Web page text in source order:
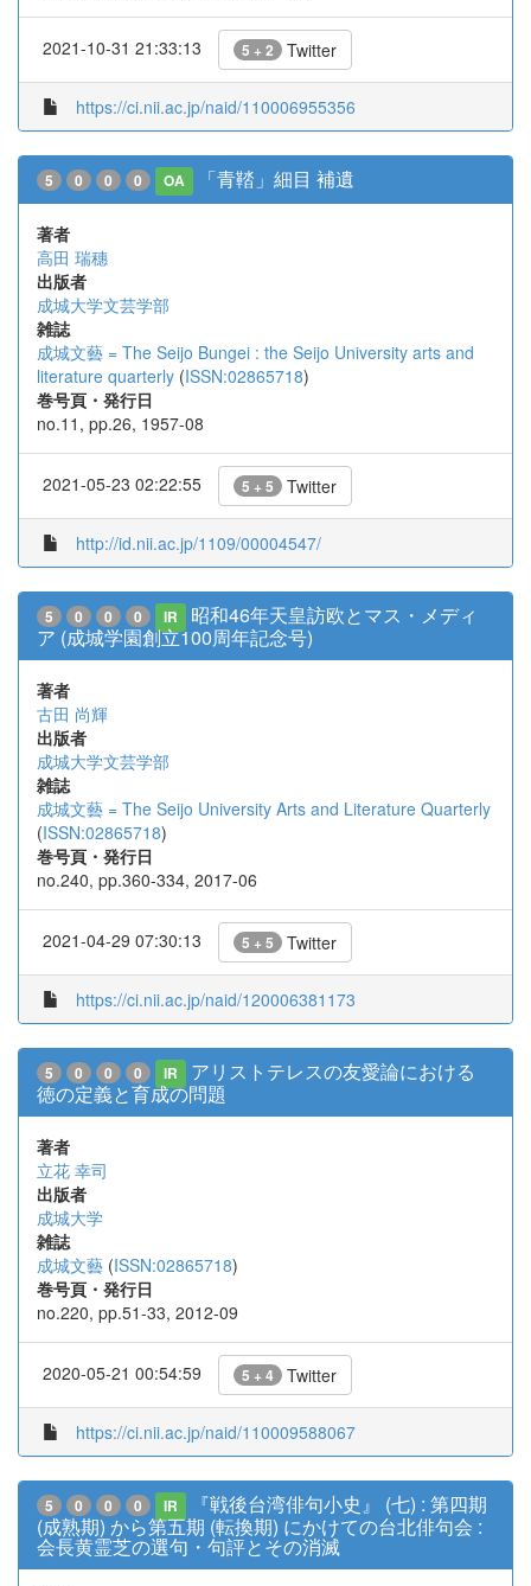
2021-10-31 21:33:13 5 + 2 Twitter
https://ci.nii.ac.jp/naid/110006955356
5 0 0 0 OA 「青鞜」細目 補遺
著者
高田 瑞穗
出版者
成城大学文芸学部
雑誌
成城文藝 = The Seijo Bungei : the Seijo University arts and
literature quarterly (ISSN:02865718)
巻号頁・発行日
no.11, pp.26, 1957-08
2021-05-23 02:22:55 5 + 5 Twitter
http://id.nii.ac.jp/1109/00004547/
5 0 0 0 IR
昭和46年天皇訪欧とマス・メディ
ア (成城学園創立100周年記念号)
著者
古田 尚輝
出版者
成城大学文芸学部
雑誌
成城文藝 = The Seijo University Arts and Literature Quarterly
(ISSN:02865718)
巻号頁・発行日
no.240, pp.360-334, 2017-06
2021-04-29 07:30:13 5 + 5 Twitter
https://ci.nii.ac.jp/naid/120006381173
5 0 0 0 IR
アリストテレスの友愛論における
徳の定義と育成の問題
著者
立花 幸司
出版者
成城大学
雑誌
成城文藝 (ISSN:02865718)
巻号頁・発行日
no.220, pp.51-33, 2012-09
2020-05-21 00:54:59 5 + 4 Twitter
https://ci.nii.ac.jp/naid/110009588067
5 0 0 0 IR
『戦後台湾俳句小史』 (七) : 第四期
(成熟期) から第五期 (転換期) にかけての台北俳句会 :
会長黄霊芝の選句・句評とその消滅